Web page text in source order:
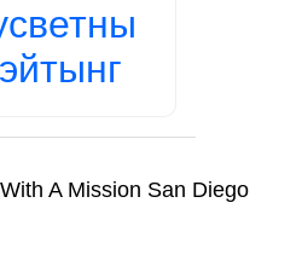
A Mission San Diego